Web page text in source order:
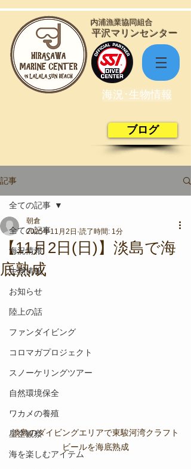
​平沢マリンセンター
​内浦漁業協同組合
海況･生物情報
ブログ
記事
全ての記事
海況情報
生物情報
お知らせ
陸上の話
ファンダイビング
コロマガプロジェクト
スノーケリングツアー
自然環境保全
ワカメの養殖
星空観察
海を楽しむアイテム
全ての記事
【11月2日(日)】淡島で海
底熟成
朝倉
2025年11月2日 読了時間: 1分
淡島のダイビングエリアで東駿河湾クラフト
ビールを海底熟成